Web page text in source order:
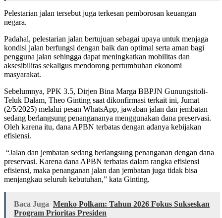
Pelestarian jalan tersebut juga terkesan pemborosan keuangan
negara.
Padahal, pelestarian jalan bertujuan sebagai upaya untuk menjaga
kondisi jalan berfungsi dengan baik dan optimal serta aman bagi
pengguna jalan sehingga dapat meningkatkan mobilitas dan
aksesibilitas sekaligus mendorong pertumbuhan ekonomi
masyarakat.
Sebelumnya, PPK 3.5, Dirjen Bina Marga BBPJN Gunungsitoli-
Teluk Dalam, Theo Ginting saat dikonfirmasi terkait ini, Jumat
(2/5/2025) melalui pesan WhatsApp, jawaban jalan dan jembatan
sedang berlangsung penangananya menggunakan dana preservasi.
Oleh karena itu, dana APBN terbatas dengan adanya kebijakan
efisiensi.
“Jalan dan jembatan sedang berlangsung penanganan dengan dana
preservasi. Karena dana APBN terbatas dalam rangka efisiensi
efisiensi, maka penanganan jalan dan jembatan juga tidak bisa
menjangkau seluruh kebutuhan,” kata Ginting.
Baca Juga Menko Polkam: Tahun 2026 Fokus Sukseskan
Program Prioritas Presiden